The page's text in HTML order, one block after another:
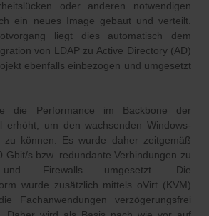
oder anderen notwendigen
ein neues Image gebaut und verteilt.
liegt dies automatisch dem
von LDAP zu Active Directory (AD)
ebenfalls einbezogen und umgesetzt
die Performance im Backbone der
erhöht, um den wachsenden Windows-
zu können. Es wurde daher zeitgemäß
Gbit/s bzw. redundante Verbindungen zu
Firewalls umgesetzt. Die
wurde zusätzlich mittels oVirt (KVM)
Fachanwendungen verzögerungsfrei